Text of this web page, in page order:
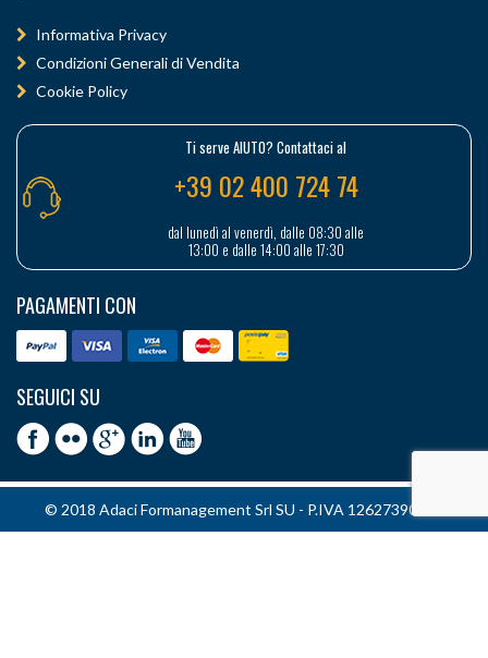
Informativa Privacy
Condizioni Generali di Vendita
Cookie Policy
Ti serve AIUTO? Contattaci al
+39 02 400 724 74
dal lunedì al venerdì, dalle 08:30 alle
13:00 e dalle 14:00 alle 17:30
PAGAMENTI CON
SEGUICI SU
© 2018 Adaci Formanagement Srl SU - P.IVA 12627390151